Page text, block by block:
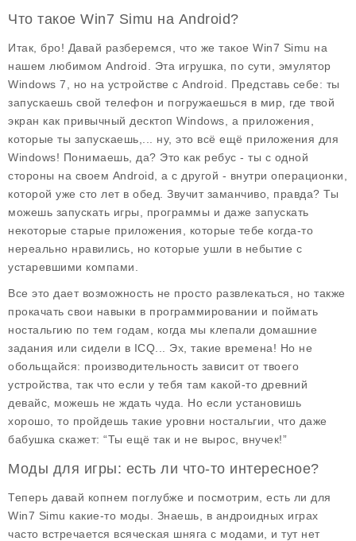
Что такое Win7 Simu на Android?
Итак, бро! Давай разберемся, что же такое Win7 Simu на
нашем любимом Android. Эта игрушка, по сути, эмулятор
Windows 7, но на устройстве с Android. Представь себе: ты
запускаешь свой телефон и погружаешься в мир, где твой
экран как привычный десктоп Windows, а приложения,
которые ты запускаешь,... ну, это всё ещё приложения для
Windows! Понимаешь, да? Это как ребус - ты с одной
стороны на своем Android, а с другой - внутри операционки,
которой уже сто лет в обед. Звучит заманчиво, правда? Ты
можешь запускать игры, программы и даже запускать
некоторые старые приложения, которые тебе когда-то
нереально нравились, но которые ушли в небытие с
устаревшими компами.
Все это дает возможность не просто развлекаться, но также
прокачать свои навыки в программировании и поймать
ностальгию по тем годам, когда мы клепали домашние
задания или сидели в ICQ... Эх, такие времена! Но не
обольщайся: производительность зависит от твоего
устройства, так что если у тебя там какой-то древний
девайс, можешь не ждать чуда. Но если установишь
хорошо, то пройдешь такие уровни ностальгии, что даже
бабушка скажет: “Ты ещё так и не вырос, внучек!”
Моды для игры: есть ли что-то интересное?
Теперь давай копнем поглубже и посмотрим, есть ли для
Win7 Simu какие-то моды. Знаешь, в андроидных играх
часто встречается всяческая шняга с модами, и тут нет